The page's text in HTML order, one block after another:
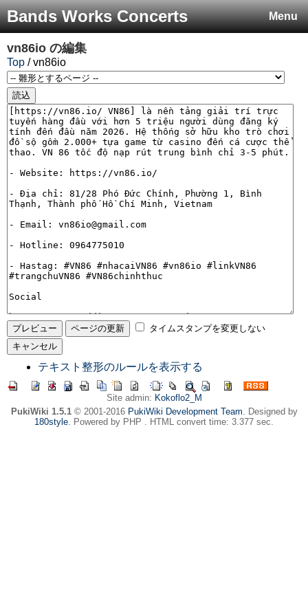
Menu
Bands Works Concerts
vn86io の編集
Top / vn86io
タイムスタンプを変更しない
テキスト整形のルールを表示する
Site admin: Kokoflo2_M
PukiWiki 1.5.1© 2001-2016 PukiWiki Development Team. Designed by
180style. Powered by PHP . HTML convert time: 3.377 sec.